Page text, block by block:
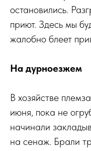
остановились.
приют. Здесь мы
жалобно блеет
На дурноезжем
В хозяйстве
июня, пока не
начинали
на сенаж. Брали